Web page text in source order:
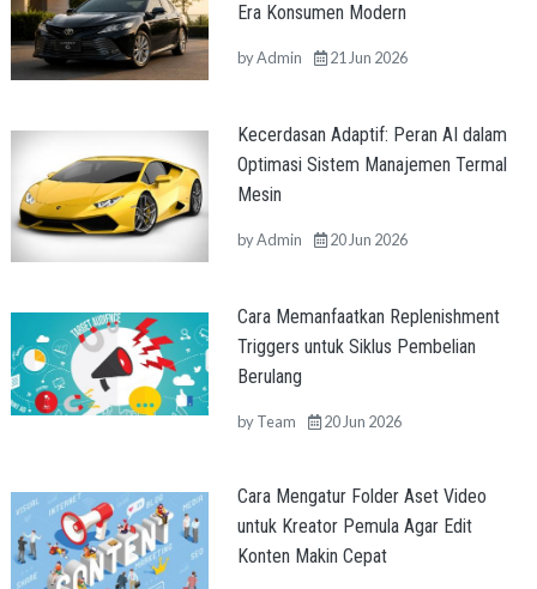
Era Konsumen Modern
byAdmin 21 Jun 2026
Kecerdasan Adaptif: Peran AI dalam
Optimasi Sistem Manajemen Termal
Mesin
byAdmin 20 Jun 2026
Cara Memanfaatkan Replenishment
Triggers untuk Siklus Pembelian
Berulang
byTeam 20 Jun 2026
Cara Mengatur Folder Aset Video
untuk Kreator Pemula Agar Edit
Konten Makin Cepat